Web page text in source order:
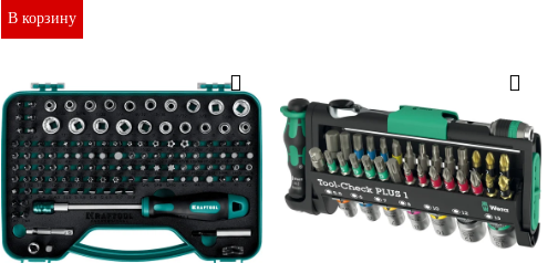
В корзину